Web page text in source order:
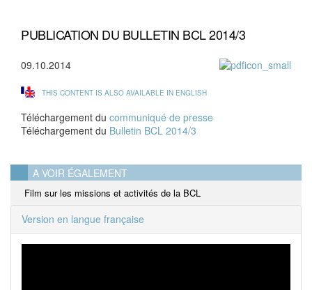
PUBLICATION DU BULLETIN BCL 2014/3
09.10.2014
THIS CONTENT IS ALSO AVAILABLE IN ENGLISH
Téléchargement du communiqué de presse
Téléchargement du Bulletin BCL 2014/3
A VOIR ÉGALEMENT
Film sur les missions et activités de la BCL
Version en langue française